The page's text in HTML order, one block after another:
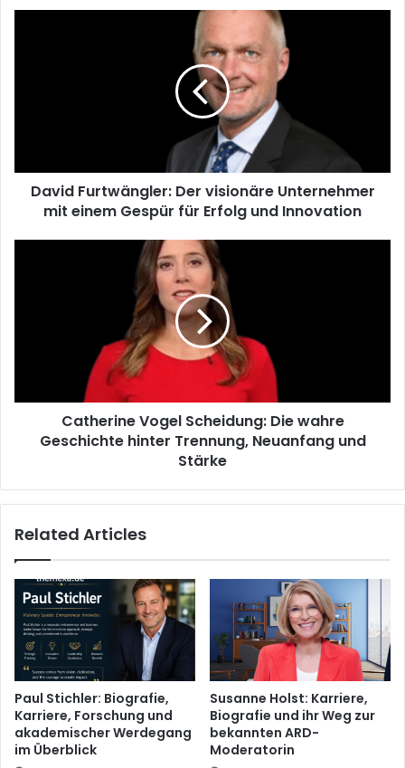
für
Erfolg
David Furtwängler: Der visionäre Unternehmer
mit einem Gespür für Erfolg und Innovation
Neuanfang
Stärke
Catherine Vogel Scheidung: Die wahre
Geschichte hinter Trennung, Neuanfang und
Stärke
Related Articles
Paul Stichler: Biografie,
Karriere, Forschung und
akademischer Werdegang
im Überblick
Susanne Holst: Karriere,
Biografie und ihr Weg zur
bekannten ARD-
Moderatorin